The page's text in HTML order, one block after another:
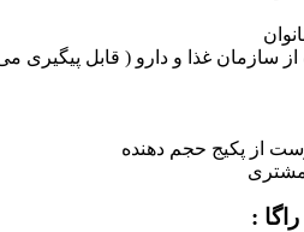
سازمان غذا و دارو ( قابل پیگیری
از پکیج حجم دهنده
مشتری
: